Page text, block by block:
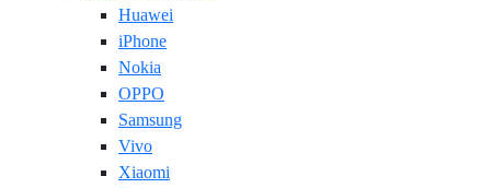
Huawei
iPhone
Nokia
OPPO
Samsung
Vivo
Xiaomi